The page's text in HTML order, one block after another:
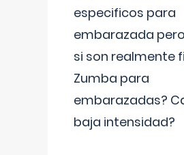
especificos para
embarazada
si son realmente
Zumba para
embarazadas?
baja intensidad?